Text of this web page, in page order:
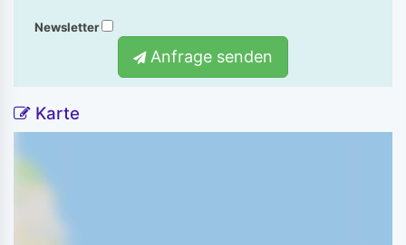
Newsletter
Anfrage senden
Karte